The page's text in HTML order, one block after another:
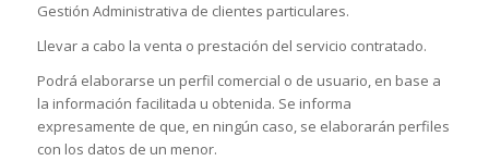
Gestión Administrativa de clientes particulares.
Llevar a cabo la venta o prestación del servicio contratado.
Podrá elaborarse un perfil comercial o de usuario, en base a
la información facilitada u obtenida. Se informa
expresamente de que, en ningún caso, se elaborarán perfiles
con los datos de un menor.